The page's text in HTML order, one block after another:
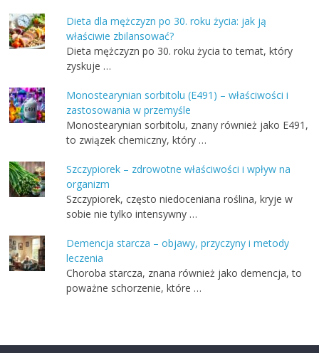
Dieta dla mężczyzn po 30. roku życia: jak ją
właściwie zbilansować?
Dieta mężczyzn po 30. roku życia to temat, który
zyskuje …
Monostearynian sorbitolu (E491) – właściwości i
zastosowania w przemyśle
Monostearynian sorbitolu, znany również jako E491,
to związek chemiczny, który …
Szczypiorek – zdrowotne właściwości i wpływ na
organizm
Szczypiorek, często niedoceniana roślina, kryje w
sobie nie tylko intensywny …
Demencja starcza – objawy, przyczyny i metody
leczenia
Choroba starcza, znana również jako demencja, to
poważne schorzenie, które …